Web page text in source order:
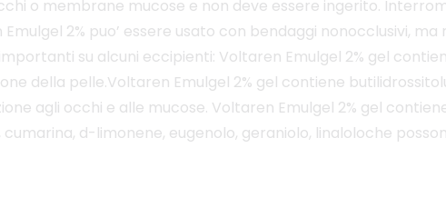
o membrane mucose e non deve essere ingerito.
2% puo’ essere usato con bendaggi nonocclusivi,
su alcuni eccipienti: Voltaren Emulgel 2% gel
della pelle.Voltaren Emulgel 2% gel contiene
agli occhi e alle mucose. Voltaren Emulgel 2% gel
d-limonene, eugenolo, geraniolo, linaloloche